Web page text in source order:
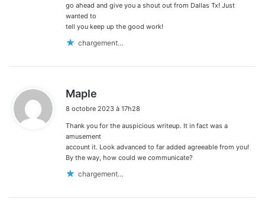
go ahead and give you a shout out from Dallas Tx! Just
wanted to
tell you keep up the good work!
chargement…
Maple
t
:
8 octobre 2023 à 17h28
Thank you for the auspicious writeup. It in fact was a
amusement
account it. Look advanced to far added agreeable from you!
By the way, how could we communicate?
chargement…